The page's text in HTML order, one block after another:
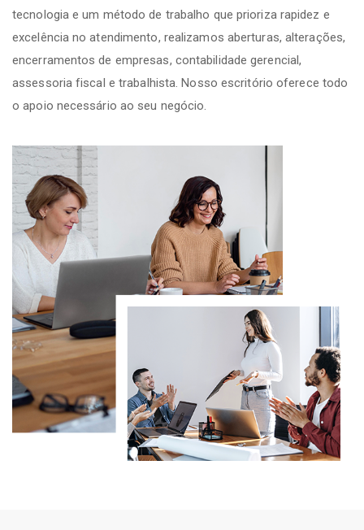
tecnologia e um método de trabalho que prioriza rapidez e
excelência no atendimento, realizamos aberturas, alterações,
encerramentos de empresas, contabilidade gerencial,
assessoria fiscal e trabalhista. Nosso escritório oferece todo
o apoio necessário ao seu negócio.